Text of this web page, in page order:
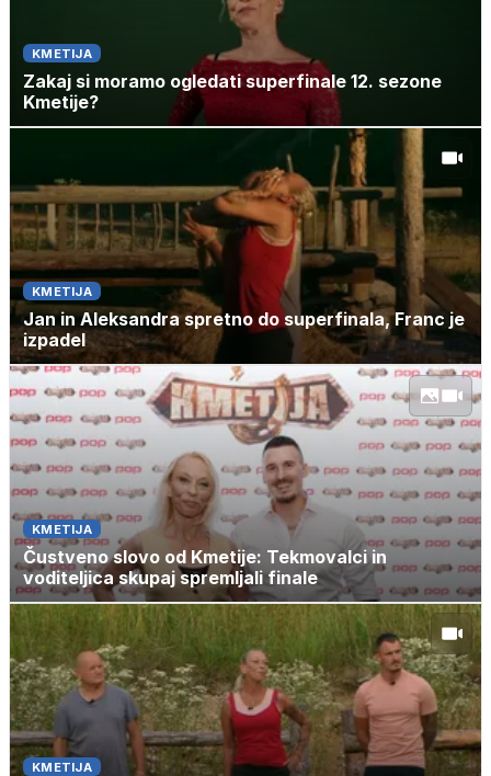
KMETIJA
Zakaj si moramo ogledati superfinale 12. sezone
Kmetije?
KMETIJA
Jan in Aleksandra spretno do superfinala, Franc je
izpadel
KMETIJA
Čustveno slovo od Kmetije: Tekmovalci in
voditeljica skupaj spremljali finale
KMETIJA